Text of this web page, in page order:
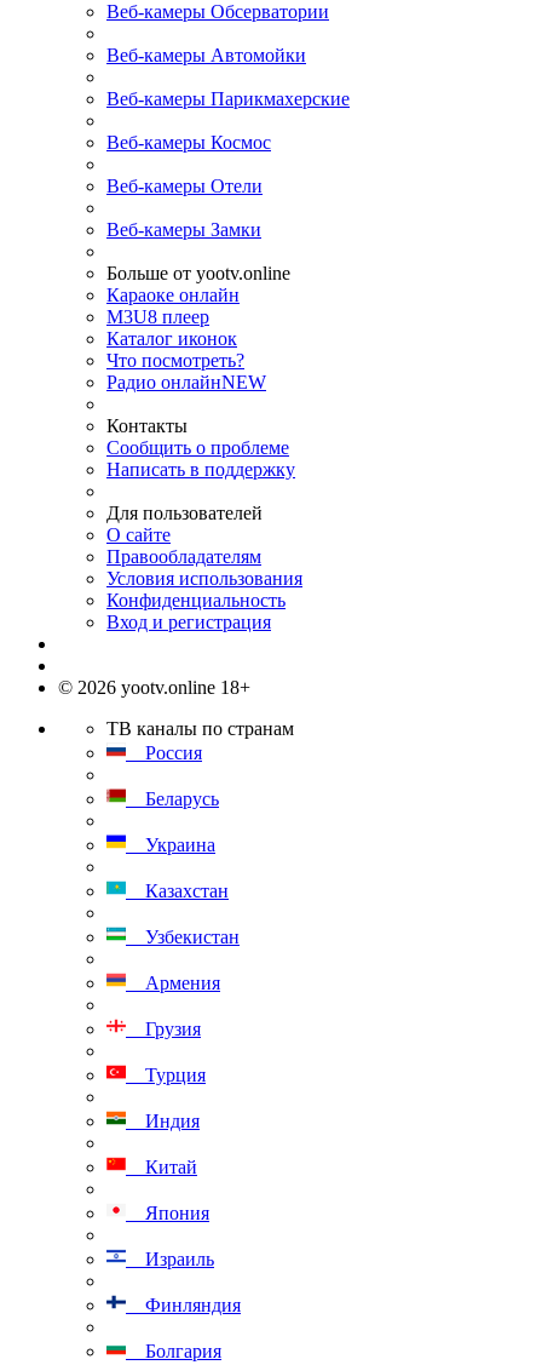
Веб-камеры Обсерватории
Веб-камеры Автомойки
Веб-камеры Парикмахерские
Веб-камеры Космос
Веб-камеры Отели
Веб-камеры Замки
Больше от yootv.online
Караоке онлайн
M3U8 плеер
Каталог иконок
Что посмотреть?
Радио онлайнNEW
Контакты
Сообщить о проблеме
Написать в поддержку
Для пользователей
О сайте
Правообладателям
Условия использования
Конфиденциальность
Вход и регистрация
© 2026 yootv.online 18+
ТВ каналы по странам
Россия
Беларусь
Украина
Казахстан
Узбекистан
Армения
Грузия
Турция
Индия
Китай
Япония
Израиль
Финляндия
Болгария